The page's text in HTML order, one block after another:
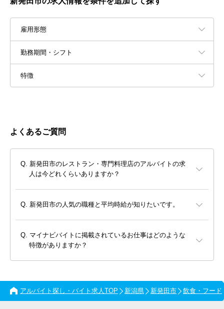
雇用形態
勤務期間・シフト
特徴
よくあるご質問
新発田市のレストラン・専門料理店のアルバイトの求
人は今どれくらいありますか？
新発田市の人気の職種と平均時給が知りたいです。
マイナビバイトに掲載されているお仕事はどのような
特徴がありますか？
アルバイト探し・バイト求人TOP 新潟県 新発田市 飲食・フード